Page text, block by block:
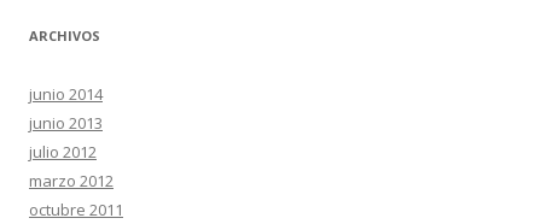
ARCHIVOS
junio 2014
junio 2013
julio 2012
marzo 2012
octubre 2011